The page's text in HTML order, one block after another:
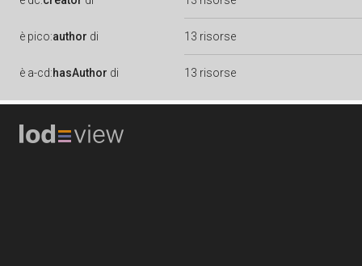
è pico:author di 13 risorse
è a-cd:hasAuthor di 13 risorse